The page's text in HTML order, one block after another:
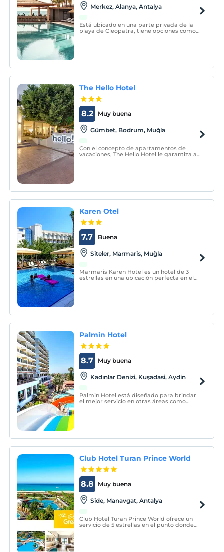
Merkez, Alanya, Antalya
Está ubicado en una parte privada de la
playa de Cleopatra, tiene opciones como
The Hello Hotel
Muy buena
8.2
Gümbet, Bodrum, Muğla
Con el concepto de apartamentos de
vacaciones, The Hello Hotel le garantiza a
Karen Otel
Buena
7.7
Siteler, Marmaris, Muğla
Marmaris Karen Hotel es un hotel de 3
estrellas en una ubicación perfecta en el
Palmin Hotel
Muy buena
8.7
Kadınlar Denizi, Kuşadasi, Aydin
Palmin Hotel está diseñado para brindar
el mejor servicio en otras áreas como
Club Hotel Turan Prince World
Muy buena
8.8
Side, Manavgat, Antalya
Club Hotel Turan Prince World ofrece un
servicio de 5 estrellas en el punto donde